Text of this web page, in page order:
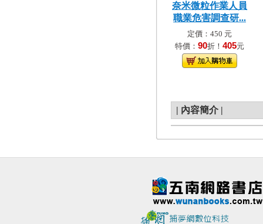
奈米微粒作業人員
職業危害調查研...
定價：450 元
特價： 90折！ 405元
| 內容簡介 |